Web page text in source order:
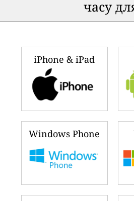
часу
iPhone & iPad
Windows Phone